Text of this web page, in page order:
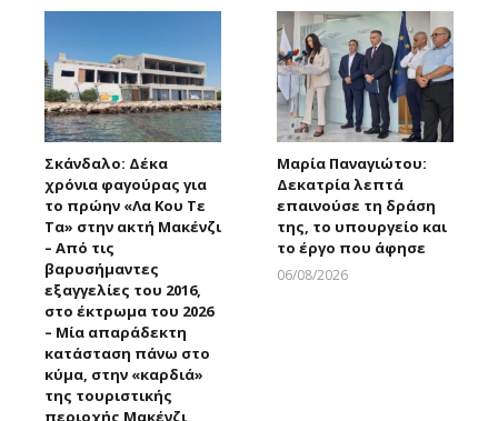
Σκάνδαλο: Δέκα
χρόνια φαγούρας για
το πρώην «Λα Κου Τε
Τα» στην ακτή Μακένζι
– Από τις
βαρυσήμαντες
εξαγγελίες του 2016,
στο έκτρωμα του 2026
– Μία απαράδεκτη
κατάσταση πάνω στο
κύμα, στην «καρδιά»
της τουριστικής
περιοχής Μακένζι
Μαρία Παναγιώτου:
Δεκατρία λεπτά
επαινούσε τη δράση
της, το υπουργείο και
το έργο που άφησε
06/08/2026